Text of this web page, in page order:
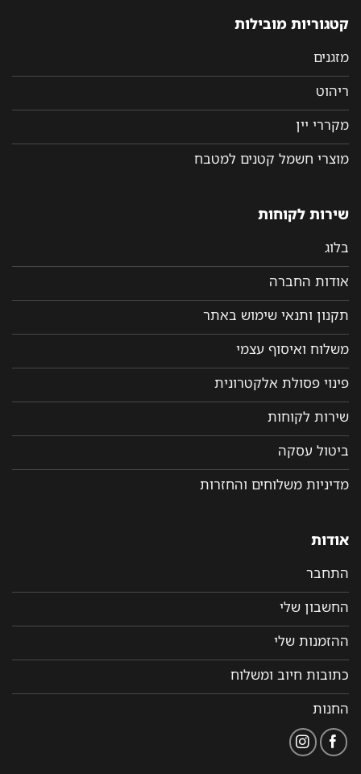
קטגוריות מובילות
מזגנים
ריהוט
מקררי יין
מוצרי חשמל קטנים למטבח
שירות לקוחות
בלוג
אודות החברה
תקנון ותנאי שימוש באתר
משלוח ואיסוף עצמי
פינוי פסולת אלקטרונית
שירות לקוחות
ביטול עסקה
מדיניות משלוחים והחזרות
אודות
התחבר
החשבון שלי
ההזמנות שלי
כתובות חיוב ומשלוח
החנות